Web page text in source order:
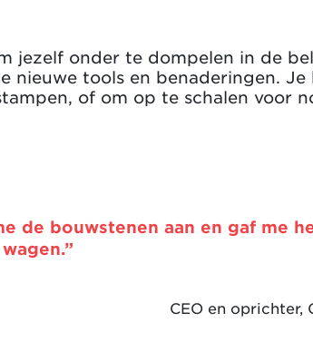
jezelf onder te dompelen in de
nieuwe tools en benaderingen.
of om op te schalen voor
de bouwstenen aan en gaf me
CEO en oprichter,